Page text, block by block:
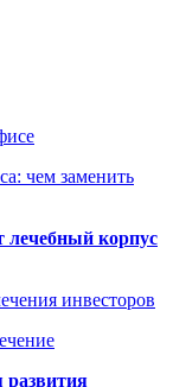
чем заменить
лечебный корпус
инвесторов
развития